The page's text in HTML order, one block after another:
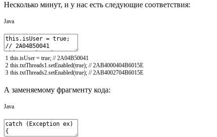
Несколько минут, и у нас есть следующие соответствия:
Java
1
2
3
this.isUser = true; // 2A04B50041
this.txtThreads1.setEnabled(true); // 2AB4000404B6015E
this.txtThreads2.setEnabled(true); // 2AB4002704B6015E
А заменяемому фрагменту кода:
Java